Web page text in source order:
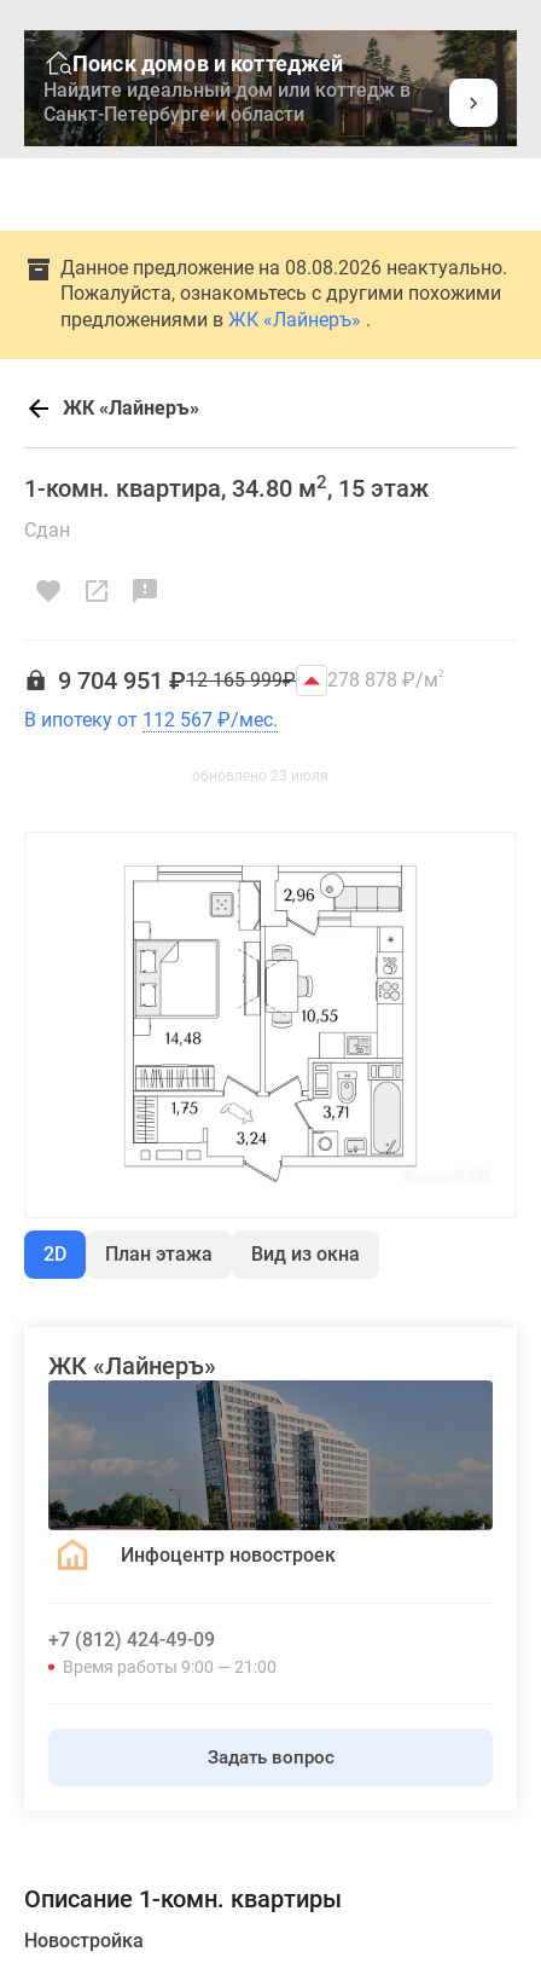
Поиск домов и коттеджей
Найдите идеальный дом или коттедж в
Санкт-Петербурге и области
Данное предложение на 08.08.2026 неактуально.
Пожалуйста, ознакомьтесь с другими похожими
предложениями в ЖК «Лайнеръ» .
ЖК «Лайнеръ»
1-комн. квартира, 34.80 м2, 15 этаж
Сдан
9 704 951 ₽12 165 999₽ 278 878 ₽/м2
В ипотеку от 112 567 ₽/мес.
обновлено 23 июля
2D План этажа Вид из окна
ЖК «Лайнеръ»
Инфоцентр новостроек
+7 (812) 424-49-09
Время работы 9:00 — 21:00
Задать вопрос
Описание 1-комн. квартиры
Новостройка